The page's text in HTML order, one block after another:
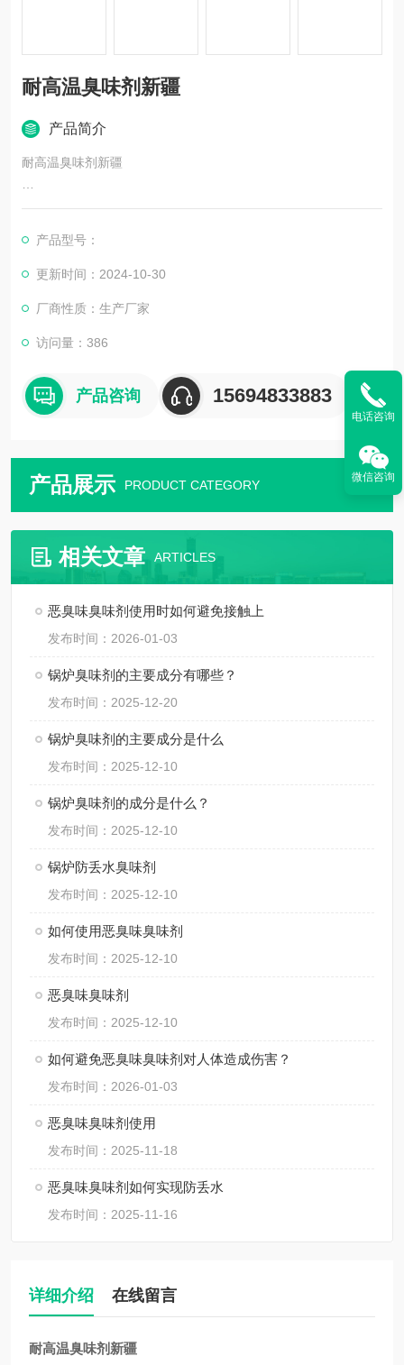
耐高温臭味剂新疆
产品简介
耐高温臭味剂新疆
### 四、使用方法
大蒜味防丢水剂的使用方法相对简单。一般来说，可直接将药剂
添加至供暖循环水中。初次加药时，应根据供暖系统水的总量计
水时，加药量可调整为液体5g—10g。用户可根据水质、气味浓
度要求及用水量等情况灵活掌握加药量。
### 五、环保性
产品型号：
更新时间：2024-10-30
厂商性质：生产厂家
访问量：386
产品咨询 15694833883
产品展示 PRODUCT CATEGORY
相关文章 ARTICLES
恶臭味臭味剂使用时如何避免接触上
发布时间：2026-01-03
锅炉臭味剂的主要成分有哪些？
发布时间：2025-12-20
锅炉臭味剂的主要成分是什么
发布时间：2025-12-10
锅炉臭味剂的成分是什么？
发布时间：2025-12-10
锅炉防丢水臭味剂
发布时间：2025-12-10
如何使用恶臭味臭味剂
发布时间：2025-12-10
恶臭味臭味剂
发布时间：2025-12-10
如何避免恶臭味臭味剂对人体造成伤害？
发布时间：2026-01-03
恶臭味臭味剂使用
发布时间：2025-11-18
恶臭味臭味剂如何实现防丢水
发布时间：2025-11-16
详细介绍 在线留言
耐高温臭味剂新疆
电话咨询
微信咨询